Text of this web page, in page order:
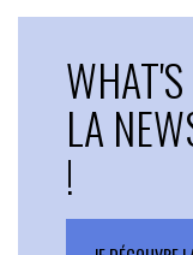
LA
!